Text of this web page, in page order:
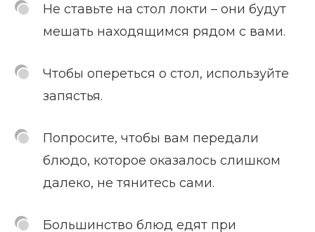
Не ставьте на стол локти – они будут
мешать находящимся рядом с вами.
Чтобы опереться о стол, используйте
запястья.
Попросите, чтобы вам передали
блюдо, которое оказалось слишком
далеко, не тянитесь сами.
Большинство блюд едят при